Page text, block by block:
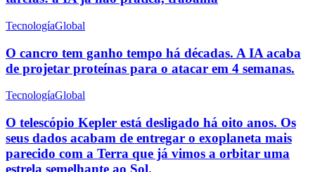
TecnologíaGlobal
O cancro tem ganho tempo há décadas. A IA acaba
de projetar proteínas para o atacar em 4 semanas.
TecnologíaGlobal
O telescópio Kepler está desligado há oito anos. Os
seus dados acabam de entregar o exoplaneta mais
parecido com a Terra que já vimos a orbitar uma
estrela semelhante ao Sol.